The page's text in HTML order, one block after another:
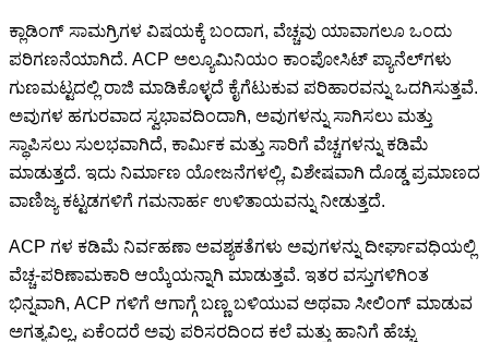
ಕ್ಲಾಡಿಂಗ್ ಸಾಮಗ್ರಿಗಳ ವಿಷಯಕ್ಕೆ ಬಂದಾಗ, ವೆಚ್ಚವು ಯಾವಾಗಲೂ ಒಂದು
ಪರಿಗಣನೆಯಾಗಿದೆ. ACP ಅಲ್ಯೂಮಿನಿಯಂ ಕಾಂಪೋಸಿಟ್ ಪ್ಯಾನೆಲ್‌ಗಳು
ಗುಣಮಟ್ಟದಲ್ಲಿ ರಾಜಿ ಮಾಡಿಕೊಳ್ಳದೆ ಕೈಗೆಟುಕುವ ಪರಿಹಾರವನ್ನು ಒದಗಿಸುತ್ತವೆ.
ಅವುಗಳ ಹಗುರವಾದ ಸ್ವಭಾವದಿಂದಾಗಿ, ಅವುಗಳನ್ನು ಸಾಗಿಸಲು ಮತ್ತು
ಸ್ಥಾಪಿಸಲು ಸುಲಭವಾಗಿದೆ, ಕಾರ್ಮಿಕ ಮತ್ತು ಸಾರಿಗೆ ವೆಚ್ಚಗಳನ್ನು ಕಡಿಮೆ
ಮಾಡುತ್ತದೆ. ಇದು ನಿರ್ಮಾಣ ಯೋಜನೆಗಳಲ್ಲಿ, ವಿಶೇಷವಾಗಿ ದೊಡ್ಡ ಪ್ರಮಾಣದ
ವಾಣಿಜ್ಯ ಕಟ್ಟಡಗಳಿಗೆ ಗಮನಾರ್ಹ ಉಳಿತಾಯವನ್ನು ನೀಡುತ್ತದೆ.
ACP ಗಳ ಕಡಿಮೆ ನಿರ್ವಹಣಾ ಅವಶ್ಯಕತೆಗಳು ಅವುಗಳನ್ನು ದೀರ್ಘಾವಧಿಯಲ್ಲಿ
ವೆಚ್ಚ-ಪರಿಣಾಮಕಾರಿ ಆಯ್ಕೆಯನ್ನಾಗಿ ಮಾಡುತ್ತವೆ. ಇತರ ವಸ್ತುಗಳಿಗಿಂತ
ಭಿನ್ನವಾಗಿ, ACP ಗಳಿಗೆ ಆಗಾಗ್ಗೆ ಬಣ್ಣ ಬಳಿಯುವ ಅಥವಾ ಸೀಲಿಂಗ್ ಮಾಡುವ
ಅಗತ್ಯವಿಲ್ಲ, ಏಕೆಂದರೆ ಅವು ಪರಿಸರದಿಂದ ಕಲೆ ಮತ್ತು ಹಾನಿಗೆ ಹೆಚ್ಚು